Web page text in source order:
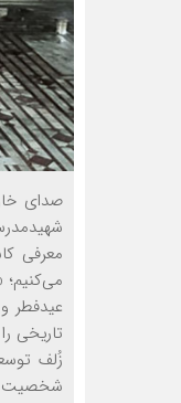
معرفی
می‌کنیم؛
عیدفطر
تاریخی
زُلف
شخصیت